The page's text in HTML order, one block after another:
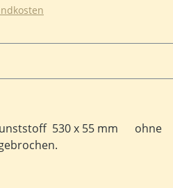
530 x 55 mm ohne